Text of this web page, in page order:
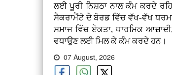
ਲਈ ਪੂਰੀ ਨਿਸ਼ਠਾ ਨਾਲ ਕੰਮ ਕਰਦੇ
ਸੈਕਰਾਮੈਂਟੋ ਦੇ ਬੋਰਡ ਵਿੱਚ ਵੱਖ-ਵੱਖ
ਸਮਾਜ ਵਿੱਚ ਏਕਤਾ, ਧਾਰਮਿਕ
ਵਧਾਉਣ ਲਈ ਮਿਲ ਕੇ ਕੰਮ ਕਰਦੇ ਹਨ।
07 August, 2026